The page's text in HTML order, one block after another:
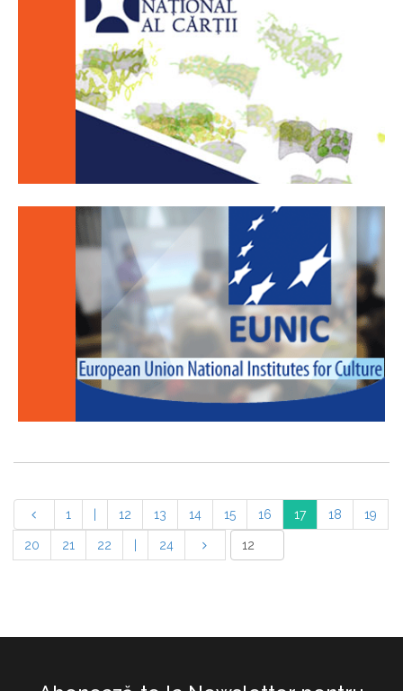
1 12 13 14 15 16 17 18 19
20 21 22 24